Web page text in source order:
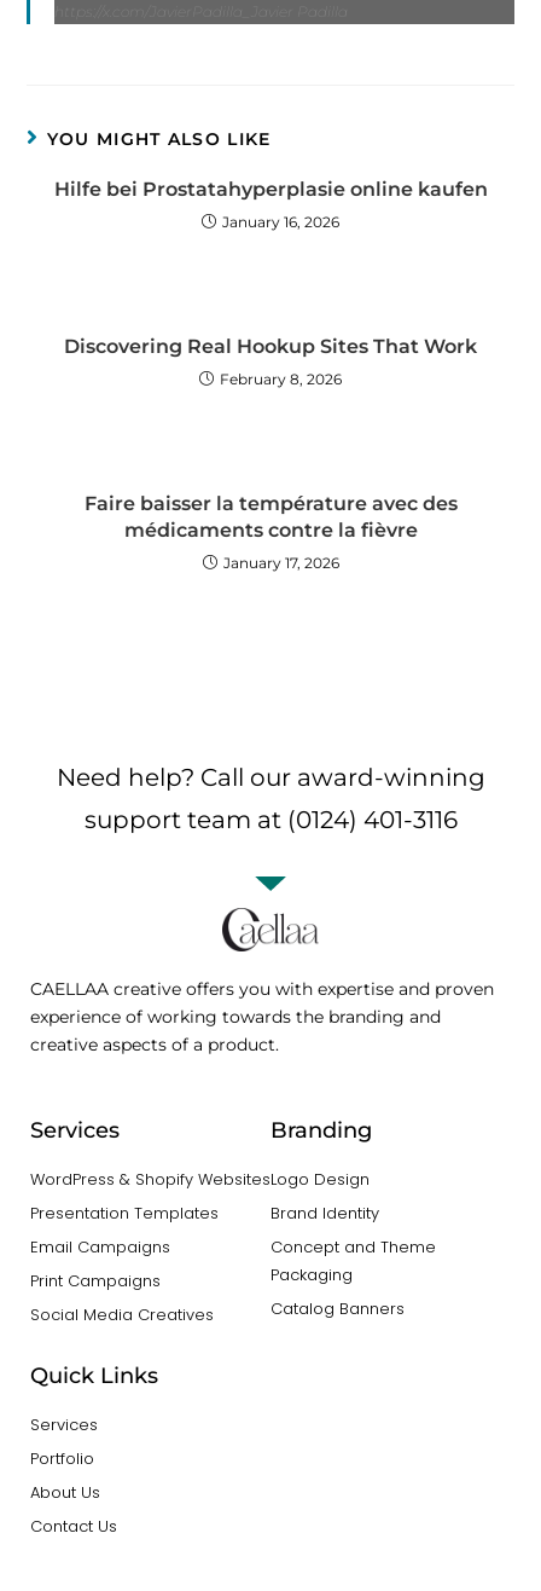
https://x.com/JavierPadilla_Javier Padilla
YOU MIGHT ALSO LIKE
Hilfe bei Prostatahyperplasie online kaufen
January 16, 2026
Discovering Real Hookup Sites That Work
February 8, 2026
Faire baisser la température avec des
médicaments contre la fièvre
January 17, 2026
Need help? Call our award-winning
support team at (0124) 401-3116
CAELLAA creative offers you with expertise and proven
experience of working towards the branding and
creative aspects of a product.
Services
WordPress & Shopify Websites
Presentation Templates
Email Campaigns
Print Campaigns
Social Media Creatives
Branding
Logo Design
Brand Identity
Concept and Theme
Packaging
Catalog Banners
Quick Links
Services
Portfolio
About Us
Contact Us